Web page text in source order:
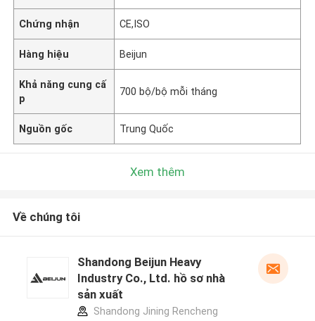
Chứng nhận CE,ISO
Hàng hiệu Beijun
Khả năng cung cấ
p
700 bộ/bộ mỗi tháng
Nguồn gốc Trung Quốc
Xem thêm
Về chúng tôi
Shandong Beijun Heavy
Industry Co., Ltd. hồ sơ nhà
sản xuất
Shandong Jining Rencheng